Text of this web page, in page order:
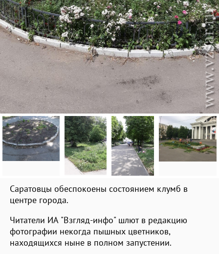
Саратовцы обеспокоены состоянием клумб в
центре города.
Читатели ИА "Взгляд-инфо" шлют в редакцию
фотографии некогда пышных цветников,
находящихся ныне в полном запустении.